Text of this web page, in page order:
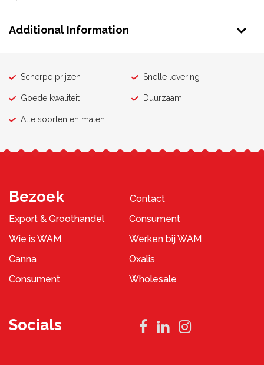
Additional Information
Scherpe prijzen Snelle levering
Goede kwaliteit Duurzaam
Alle soorten en maten
Bezoek
Contact
Export & Groothandel
Consument
Wie is WAM
Werken bij WAM
Canna
Oxalis
Consument
Wholesale
Socials